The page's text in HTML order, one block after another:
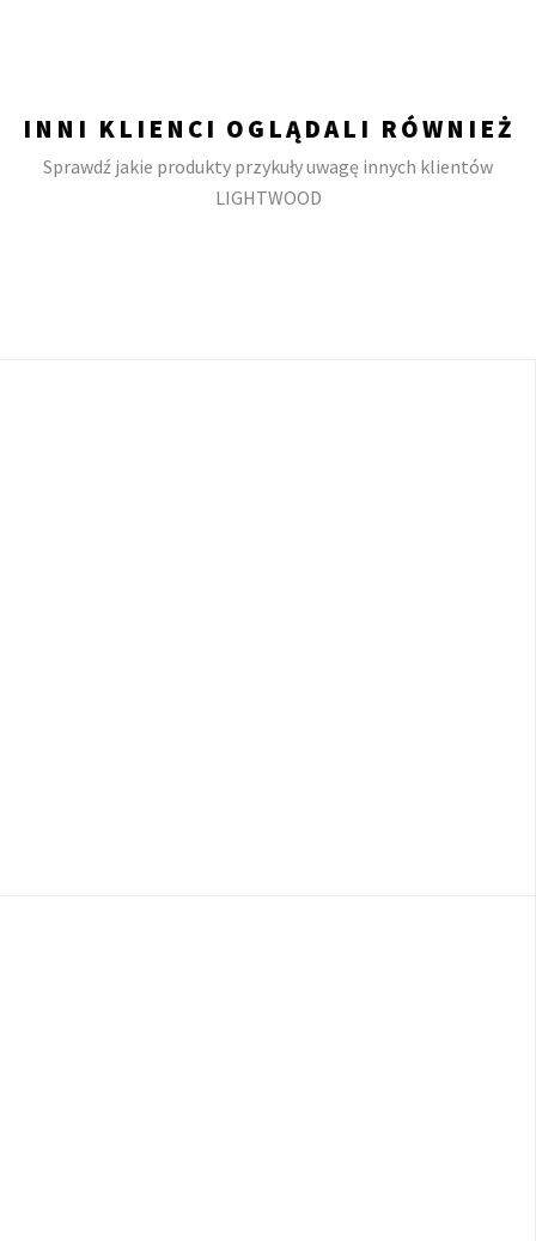
INNI KLIENCI OGLĄDALI RÓWNIEŻ
Sprawdź jakie produkty przykuły uwagę innych klientów
LIGHTWOOD